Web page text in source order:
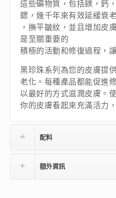
這些礦物質，包括鎂，鈣
鍶，幾千年來有效延緩衰
，撫平皺紋，並且增加皮
是至關重要的
積極的活動和修復過程，
黑珍珠系列為您的皮膚提
老化。每種產品都能促進
以最好的方式滋潤皮膚。
你的皮膚看起來充滿活力
配料
額外資訊